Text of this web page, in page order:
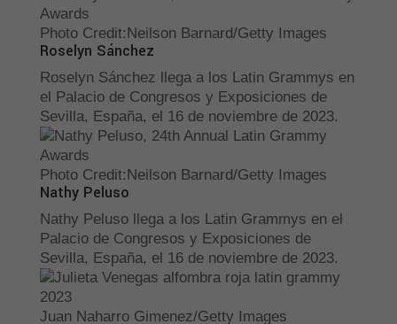
Photo Credit:Neilson Barnard/Getty Images
Roselyn Sánchez
Roselyn Sánchez llega a los Latin Grammys en
el Palacio de Congresos y Exposiciones de
Sevilla, España, el 16 de noviembre de 2023.
Photo Credit:Neilson Barnard/Getty Images
Nathy Peluso
Nathy Peluso llega a los Latin Grammys en el
Palacio de Congresos y Exposiciones de
Sevilla, España, el 16 de noviembre de 2023.
Juan Naharro Gimenez/Getty Images